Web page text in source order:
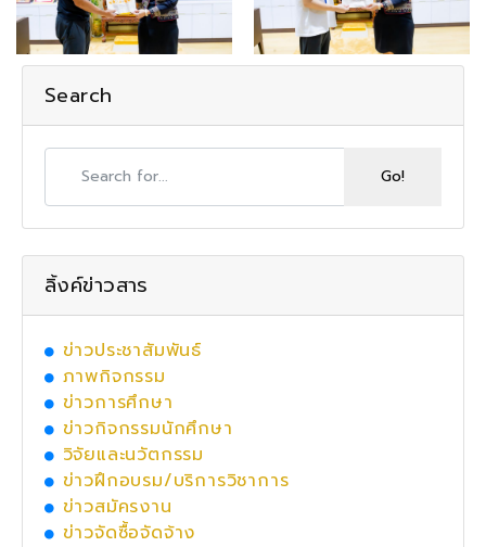
Search
ลิ้งค์ข่าวสาร
ข่าวประชาสัมพันธ์
ภาพกิจกรรม
ข่าวการศึกษา
ข่าวกิจกรรมนักศึกษา
วิจัยและนวัตกรรม
ข่าวฝึกอบรม/บริการวิชาการ
ข่าวสมัครงาน
ข่าวจัดซื้อจัดจ้าง